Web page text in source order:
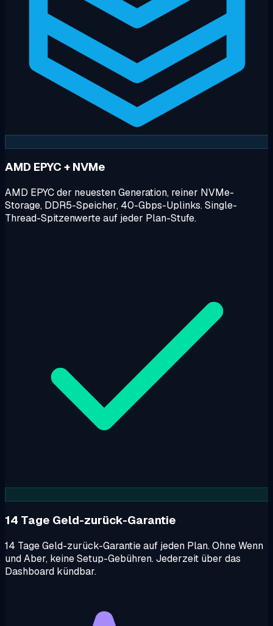
AMD EPYC + NVMe
AMD EPYC der neuesten Generation, reiner NVMe-
Storage, DDR5-Speicher, 40-Gbps-Uplinks. Single-
Thread-Spitzenwerte auf jeder Plan-Stufe.
14 Tage Geld-zurück-Garantie
14 Tage Geld-zurück-Garantie auf jeden Plan. Ohne Wenn
und Aber, keine Setup-Gebühren. Jederzeit über das
Dashboard kündbar.